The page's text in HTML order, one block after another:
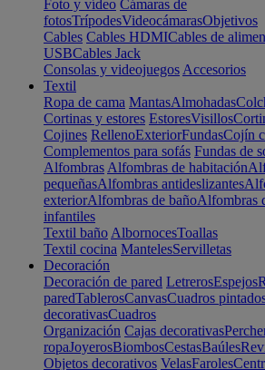
Foto y vídeo Cámaras de
fotosTrípodesVideocámarasObjetivos
Cables Cables HDMICables de
USBCables Jack
Consolas y videojuegos Accesorios
Textil
Ropa de cama MantasAlmohadas
Cortinas y estores EstoresVisillos
Cojines RellenoExteriorFundasCojín
Complementos para sofás Fundas de
Alfombras Alfombras de habitación
pequeñasAlfombras antideslizantes
exteriorAlfombras de bañoAlfombras
infantiles
Textil baño AlbornocesToallas
Textil cocina MantelesServilletas
Decoración
Decoración de pared LetrerosEspejos
paredTablerosCanvasCuadros
decorativasCuadros
Organización Cajas decorativas
ropaJoyerosBiombosCestasBaúles
Objetos decorativos VelasFaroles